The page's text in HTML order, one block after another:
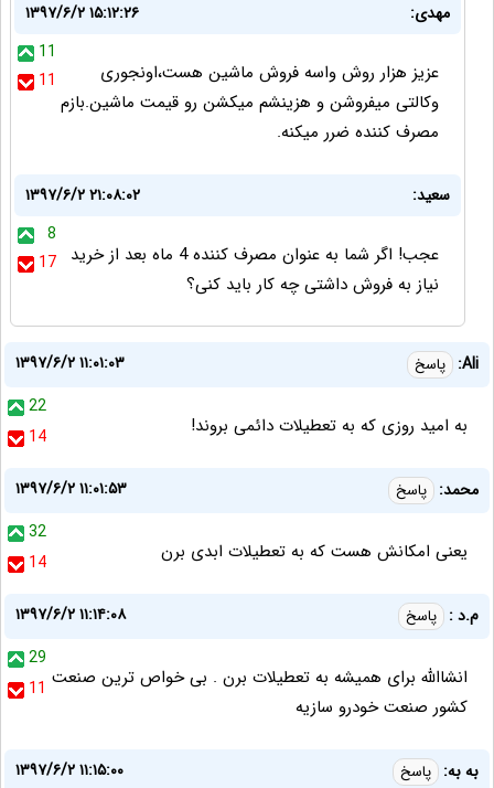
مهدی:
۱۳۹۷/۶/۲ ۱۵:۱۲:۲۶
11
11
عزیز هزار روش واسه فروش ماشین هست،اونجوری
وکالتی میفروشن و هزینشم میکشن رو قیمت ماشین.بازم
مصرف کننده ضرر میکنه.
سعید:
۱۳۹۷/۶/۲ ۲۱:۰۸:۰۲
8
17
عجب! اگر شما به عنوان مصرف کننده 4 ماه بعد از خرید
نیاز به فروش داشتی چه کار باید کنی؟
Ali: پاسخ
۱۳۹۷/۶/۲ ۱۱:۰۱:۰۳
22
14
به امید روزی که به تعطیلات دائمی بروند!
محمد: پاسخ
۱۳۹۷/۶/۲ ۱۱:۰۱:۵۳
32
14
یعنی امکانش هست که به تعطیلات ابدی برن
م.د : پاسخ
۱۳۹۷/۶/۲ ۱۱:۱۴:۰۸
29
11 انشاالله برای همیشه به تعطیلات برن . بی خواص ترین صنعت
کشور صنعت خودرو سازیه
به به: پاسخ ۱۳۹۷/۶/۲ ۱۱:۱۵:۰۰